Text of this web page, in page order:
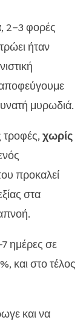
, 2–3 φορές
ήταν
μυρωδιά.
τροφές, χωρίς
προκαλεί
στα
ημέρες σε
και στο τέλος
και να